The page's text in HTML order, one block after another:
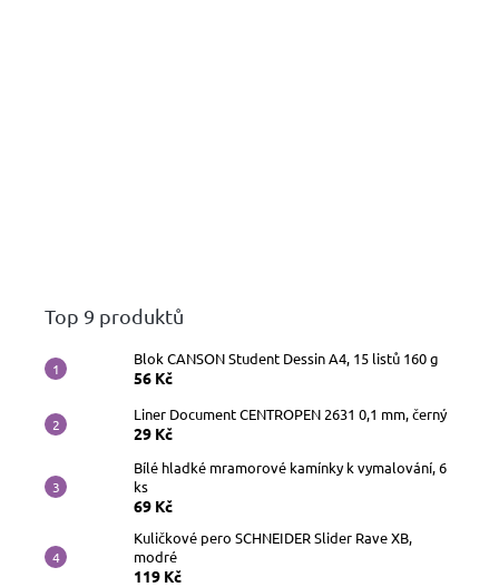
Top 9 produktů
Blok CANSON Student Dessin A4, 15 listů 160 g
56 Kč
Liner Document CENTROPEN 2631 0,1 mm, černý
29 Kč
Bílé hladké mramorové kamínky k vymalování, 6
ks
69 Kč
Kuličkové pero SCHNEIDER Slider Rave XB,
modré
119 Kč